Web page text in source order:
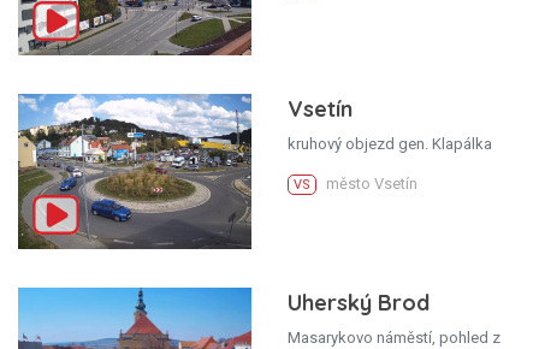
Vsetín
kruhový objezd gen. Klapálka
VS město Vsetín
Uherský Brod
Masarykovo náměstí, pohled z